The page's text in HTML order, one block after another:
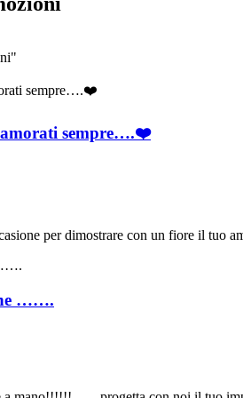
sempre….❤️
per dimostrare con un fiore il tuo
…….